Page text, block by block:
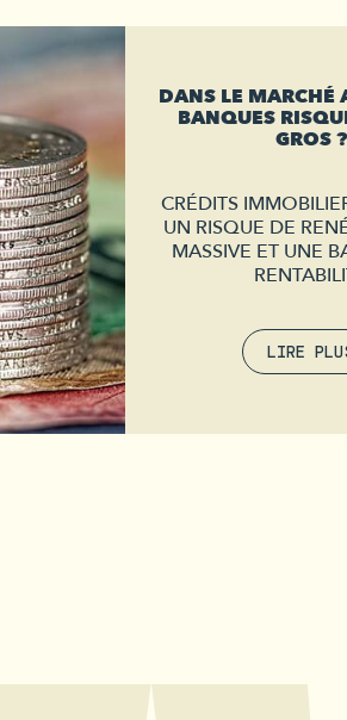
DANS LE MARCHÉ
BANQUES
GROS ?
CRÉDITS
UN RISQUE DE
MASSIVE ET UNE
LIRE